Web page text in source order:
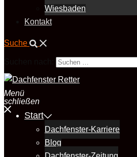
Wiesbaden
Kontakt
Suche
Menü
schließen
Start
Dachfenster-Karriere
Blog